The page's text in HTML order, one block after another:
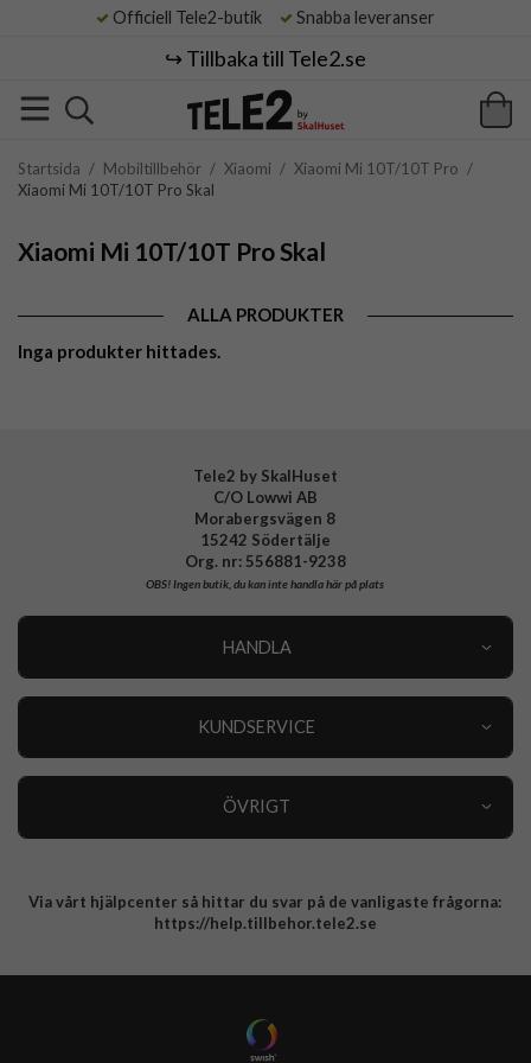
Officiell Tele2-butik Snabba leveranser
↪️ Tillbaka till Tele2.se
Startsida / Mobiltillbehör / Xiaomi / Xiaomi Mi 10T/10T Pro /
Xiaomi Mi 10T/10T Pro Skal
Xiaomi Mi 10T/10T Pro Skal
ALLA PRODUKTER
Inga produkter hittades.
Tele2 by SkalHuset
C/O Lowwi AB
Morabergsvägen 8
15242 Södertälje
Org. nr: 556881-9238
OBS!Ingen butik, du kan inte handla här på plats
HANDLA
KUNDSERVICE
ÖVRIGT
Integritetspolicy
Via vårt hjälpcenter så hittar du svar på de vanligaste frågorna:
https://help.tillbehor.tele2.se